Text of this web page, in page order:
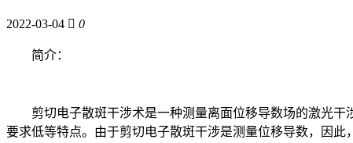
2022-03-04 0
简介：
剪切电子散斑干涉术是一种测量离面位移导数场的激光干涉
要求低等特点。由于剪切电子散斑干涉是测量位移导数，因此